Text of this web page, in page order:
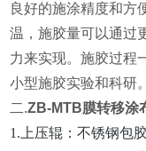
良好的施涂精度和方
温，施胶量可以通过
力来实现。施胶过程
小型施胶实验和科研。
二.ZB-MTB膜转移涂
1.上压辊：不锈钢包